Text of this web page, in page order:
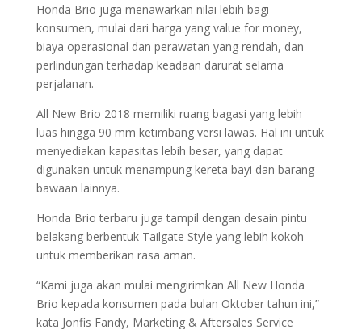
Honda Brio juga menawarkan nilai lebih bagi
konsumen, mulai dari harga yang value for money,
biaya operasional dan perawatan yang rendah, dan
perlindungan terhadap keadaan darurat selama
perjalanan.
All New Brio 2018 memiliki ruang bagasi yang lebih
luas hingga 90 mm ketimbang versi lawas. Hal ini untuk
menyediakan kapasitas lebih besar, yang dapat
digunakan untuk menampung kereta bayi dan barang
bawaan lainnya.
Honda Brio terbaru juga tampil dengan desain pintu
belakang berbentuk Tailgate Style yang lebih kokoh
untuk memberikan rasa aman.
“Kami juga akan mulai mengirimkan All New Honda
Brio kepada konsumen pada bulan Oktober tahun ini,”
kata Jonfis Fandy, Marketing & Aftersales Service